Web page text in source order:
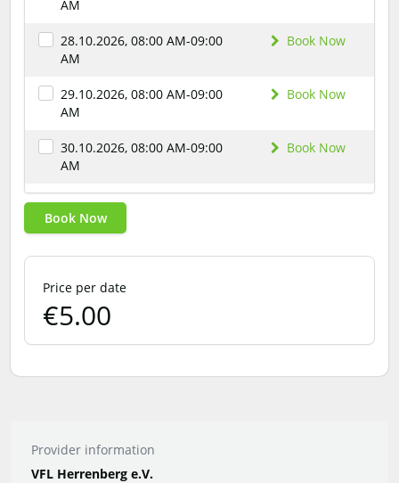
AM
28.10.2026, 08:00 AM-09:00
AM
Book Now
29.10.2026, 08:00 AM-09:00
AM
Book Now
30.10.2026, 08:00 AM-09:00
AM
Book Now
Book Now
Price per date
€5.00
Provider information
VFL Herrenberg e.V.